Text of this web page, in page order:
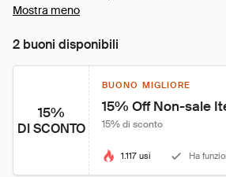
Mostra meno
2 buoni disponibili
15%
DI SCONTO
BUONO MIGLIORE
15% Off Non-sale
15% di sconto
1.117 usi Ha